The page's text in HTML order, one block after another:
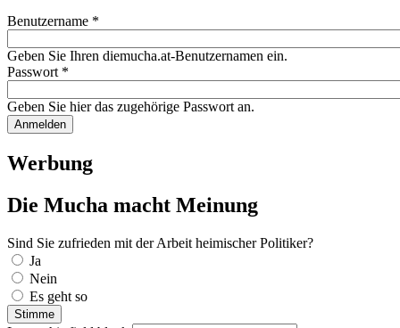
Benutzername *
Geben Sie Ihren diemucha.at-Benutzernamen ein.
Passwort *
Geben Sie hier das zugehörige Passwort an.
Werbung
Die Mucha macht Meinung
Sind Sie zufrieden mit der Arbeit heimischer Politiker?
Auswahlmöglichkeiten
Ja
Nein
Es geht so